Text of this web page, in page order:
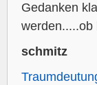
Gedanken
werden.....ob
schmitz